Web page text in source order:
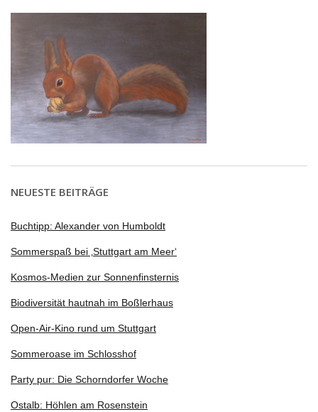
NEUESTE BEITRÄGE
Buchtipp: Alexander von Humboldt
Sommerspaß bei ‚Stuttgart am Meer‘
Kosmos-Medien zur Sonnenfinsternis
Biodiversität hautnah im Boßlerhaus
Open-Air-Kino rund um Stuttgart
Sommeroase im Schlosshof
Party pur: Die Schorndorfer Woche
Ostalb: Höhlen am Rosenstein